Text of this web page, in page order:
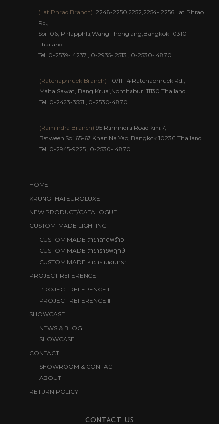
บ้าน
5 เทคนิคเลือกโคมไฟคริสตัลให้เหมาะกับแต่ละจุดภายใน
บ้าน
โคมไฟแชนเดอเลียร์ มีกี่ประเภทเลือกซื้อและติดตั้งยังไง
รู้จักกับ โคมไฟแชนเดอเลียร์ Chandelier โคมไฟสุดหรู
มีระดับ
ข้อควรรู้ก่อนเลือกซื้อโคมไฟระย้าโคมไฟคริสตัล เพื่อ
OUR SHOWROOMS
Rd.,
Soi 106, Phlapphla,Wang Thonglang,Bangkok 10310
Thailand
Tel. 0-2539- 4237,0-2935- 2513
(Ratchaphruek Branch) 110/11-14 Ratchaphruek Rd.,
Between Soi 65-67 Khan Na Yao, Bangkok 10230 Thailand
Tel.0-2945-9225,0-2530- 4870
KRUNGTHAI EUROLUXE